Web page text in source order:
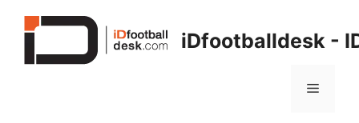
iDfootballdesk -
Menu